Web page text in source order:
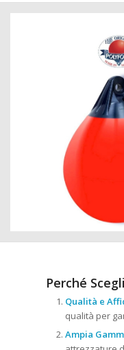
Perché
Qualità e
qualità per
Ampia